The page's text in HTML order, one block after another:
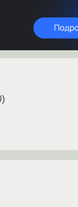
)